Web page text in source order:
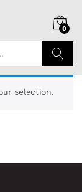
0
Chercher
selection.